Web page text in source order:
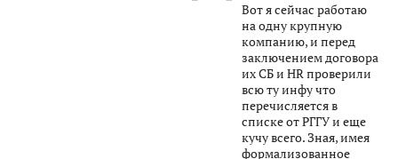
Вот я сейчас работаю
на одну крупную
компанию, и перед
заключением договора
их СБ и HR проверили
всю ту инфу что
перечисляется в
списке от РГГУ и еще
кучу всего. Зная, имея
формализованное